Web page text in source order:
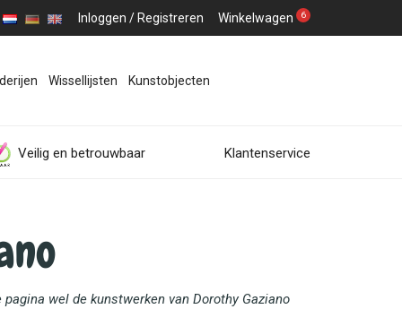
Inloggen / Registreren Winkelwagen 6
Wissellijsten Kunstobjecten
Veilig en betrouwbaar Klantenservice
wel de kunstwerken van Dorothy Gaziano